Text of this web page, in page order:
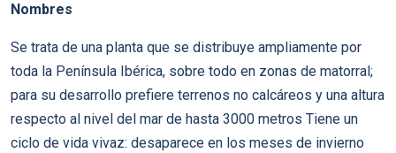
Nombres
Se trata de una planta que se distribuye ampliamente por
toda la Península Ibérica, sobre todo en zonas de matorral;
para su desarrollo prefiere terrenos no calcáreos y una altura
respecto al nivel del mar de hasta 3000 metros Tiene un
ciclo de vida vivaz: desaparece en los meses de invierno